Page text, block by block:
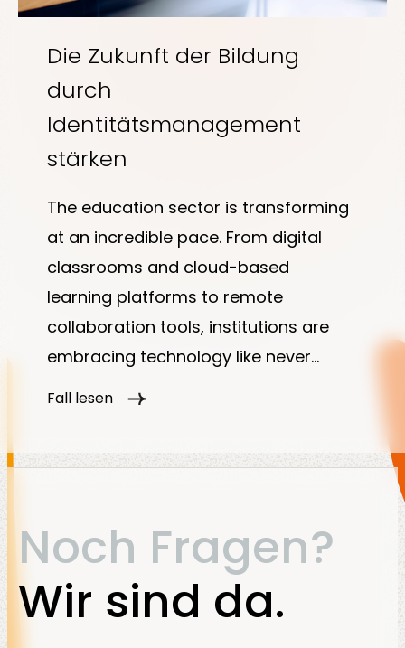
Die Zukunft der Bildung
durch
Identitätsmanagement
stärken
The education sector is transforming
at an incredible pace. From digital
classrooms and cloud-based
learning platforms to remote
collaboration tools, institutions are
embracing technology like never
before. But with this digital growth
Fall lesen
Noch Fragen?
Wir sind da.